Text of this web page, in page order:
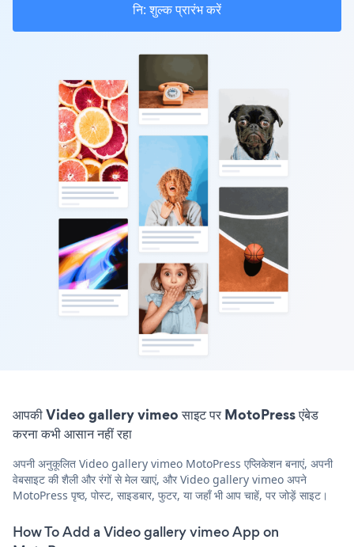
नि: शुल्क प्रारंभ करें
आपकी Video gallery vimeo साइट पर MotoPress एंबेड
करना कभी आसान नहीं रहा
अपनी अनुकूलित Video gallery vimeo MotoPress एप्लिकेशन बनाएं, अपनी
वेबसाइट की शैली और रंगों से मेल खाएं, और Video gallery vimeo अपने
MotoPress पृष्ठ, पोस्ट, साइडबार, फुटर, या जहाँ भी आप चाहें, पर जोड़ें साइट।
How To Add a Video gallery vimeo App on